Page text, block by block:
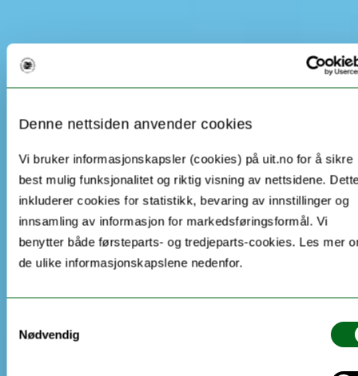
Denne nettsiden anvender cookies
Vi bruker informasjonskapsler (cookies) på uit.no for å sikre
best mulig funksjonalitet og riktig visning av nettsidene.
inkluderer cookies for statistikk, bevaring av innstillinger og
innsamling av informasjon for markedsføringsformål. Vi
benytter både førsteparts- og tredjeparts-cookies. Les mer
de ulike informasjonskapslene nedenfor.
Nødvendig